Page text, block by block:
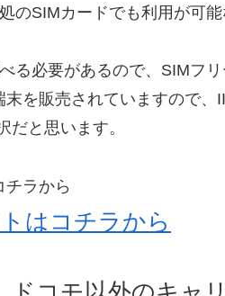
のSIMカードでも利用が可
る必要があるので、SIMフ
を販売されていますので、
と思います。
ラから
はコチラから